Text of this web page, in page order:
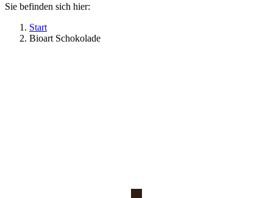
Sie befinden sich hier:
Start
Bioart Schokolade